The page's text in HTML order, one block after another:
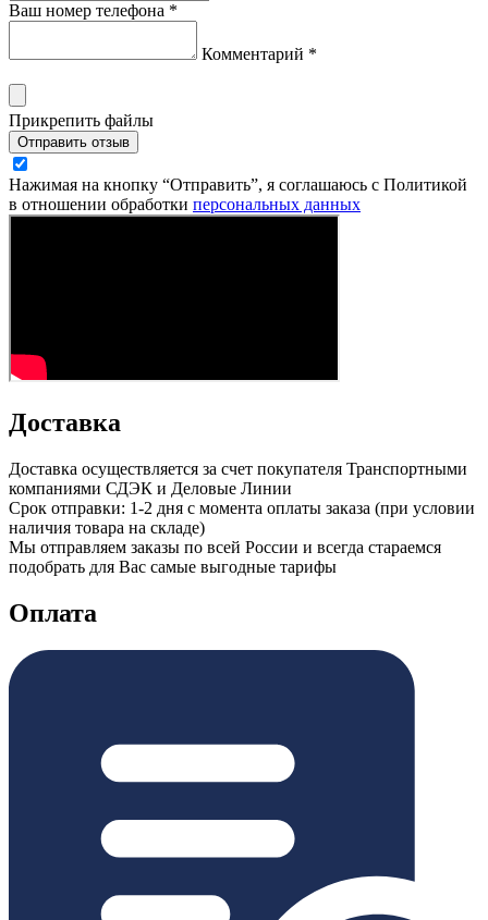
Ваш номер телефона *
Комментарий *
Прикрепить файлы
Отправить отзыв
Нажимая на кнопку “Отправить”, я соглашаюсь с Политикой
в отношении обработки персональных данных
Доставка
Доставка осуществляется за счет покупателя Транспортными
компаниями СДЭК и Деловые Линии
Срок отправки: 1-2 дня с момента оплаты заказа (при условии
наличия товара на складе)
Мы отправляем заказы по всей России и всегда стараемся
подобрать для Вас самые выгодные тарифы
Оплата